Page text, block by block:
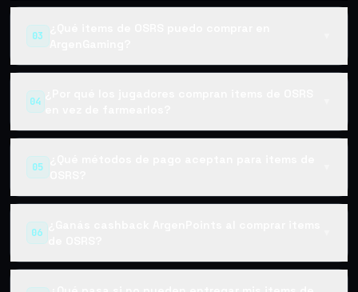
03
¿Qué items de OSRS puedo comprar en
ArgenGaming?
04
¿Por qué los jugadores compran items de OSRS
en vez de farmearlos?
05
¿Qué métodos de pago aceptan para items de
OSRS?
06
¿Ganás cashback ArgenPoints al comprar items
de OSRS?